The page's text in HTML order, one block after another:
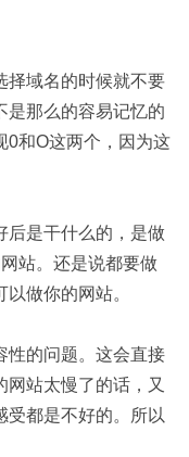
择域名的时候就不要
是那么的容易记忆的
0和O这两个，因为这
后是干什么的，是做
站。还是说都要做
做你的网站。
性的问题。这会直接
网站太慢了的话，又
受都是不好的。所以